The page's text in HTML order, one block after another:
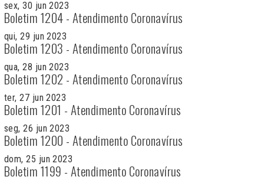
sex, 30 jun 2023
Boletim 1204 - Atendimento Coronavírus
qui, 29 jun 2023
Boletim 1203 - Atendimento Coronavírus
qua, 28 jun 2023
Boletim 1202 - Atendimento Coronavírus
ter, 27 jun 2023
Boletim 1201 - Atendimento Coronavírus
seg, 26 jun 2023
Boletim 1200 - Atendimento Coronavírus
dom, 25 jun 2023
Boletim 1199 - Atendimento Coronavírus